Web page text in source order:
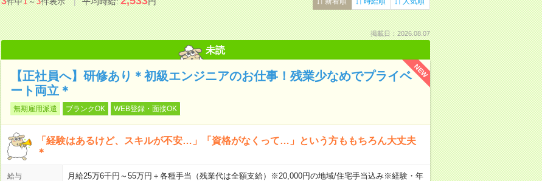
掲載日：2026.08.07
未読
NEW
【正社員へ】研修あり＊初級エンジニアのお仕事！残業少なめでプライベ
ート両立＊
無期雇用派遣 ブランクOK WEB登録・面接OK
「経験はあるけど、スキルが不安…」「資格がなくって…」という方ももちろん大丈夫
＊
給与
月給25万6千円～55万円＋各種手当（残業代は全額支給）※20,000円の地域/住宅手当込み※経験・年